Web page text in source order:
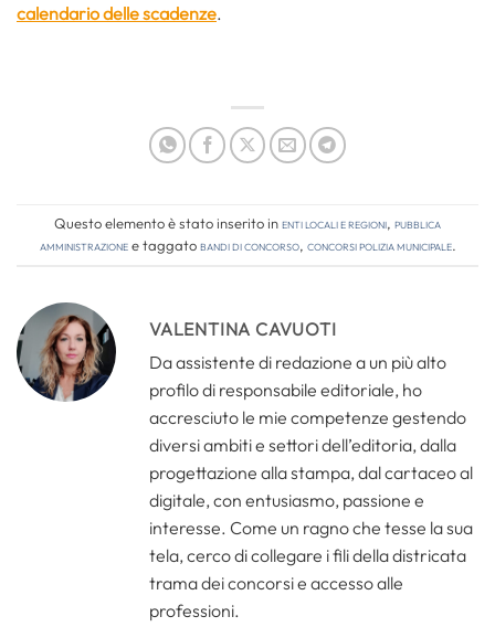
calendario delle scadenze.
Questo elemento è stato inserito inEnti locali e regioni, Pubblica
amministrazionee taggatobandi di concorso, concorsi polizia municipale.
VALENTINA CAVUOTI
Da assistente di redazione a un più alto
profilo di responsabile editoriale, ho
accresciuto le mie competenze gestendo
diversi ambiti e settori dell’editoria, dalla
progettazione alla stampa, dal cartaceo al
digitale, con entusiasmo, passione e
interesse. Come un ragno che tesse la sua
tela, cerco di collegare i fili della districata
trama dei concorsi e accesso alle
professioni.